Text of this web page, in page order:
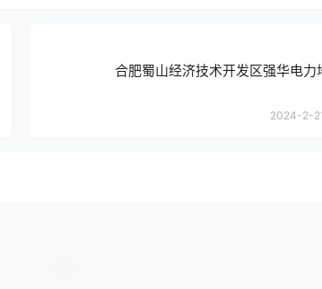
合肥蜀山经济技术开发区强华电力
2024-2-